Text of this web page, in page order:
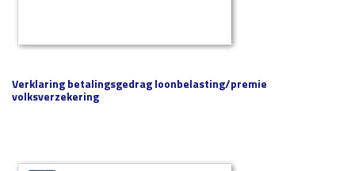
Verklaring betalingsgedrag loonbelasting/premie
volksverzekering